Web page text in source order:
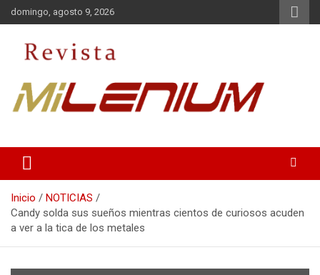
Saltar
al
domingo, agosto 9, 2026
Inicio
NOTICIAS
Candy solda sus sueños mientras cientos de curiosos acuden
a ver a la tica de los metales